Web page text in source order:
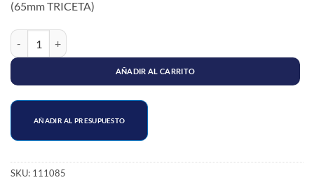
(65mm TRICETA)
GUARDAPOLVO EJE LADO CAJA SPRINT (65mm TRICETA) cantidad
AÑADIR AL CARRITO
AÑADIR AL PRESUPUESTO
SKU: 111085